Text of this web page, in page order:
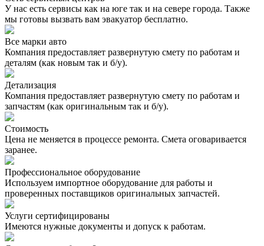
У нас есть сервисы как на юге так и на севере города. Также
мы готовы вызвать вам эвакуатор бесплатно.
Все марки авто
Компания предоставляет развернутую смету по работам и
деталям (как новым так и б/у).
Детализация
Компания предоставляет развернутую смету по работам и
запчастям (как оригинальным так и б/у).
Стоимость
Цена не меняется в процессе ремонта. Смета оговаривается
заранее.
Профессиональное оборудование
Используем импортное оборудование для работы и
проверенных поставщиков оригинальных запчастей.
Услуги сертифицированы
Имеются нужные документы и допуск к работам.